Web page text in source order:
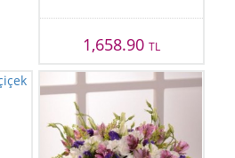
1,658.90 TL